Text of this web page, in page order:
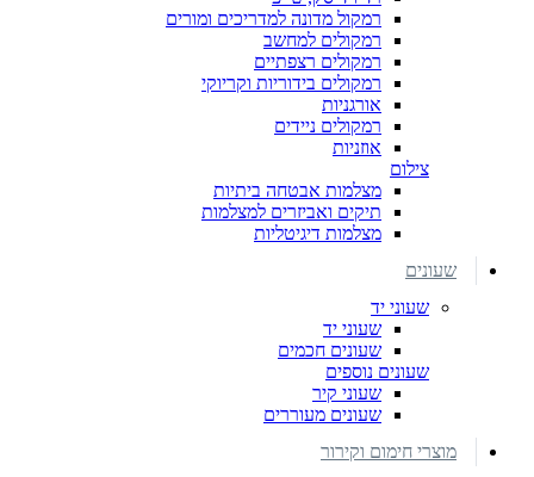
רמקול מדונה למדריכים ומורים
רמקולים למחשב
רמקולים רצפתיים
רמקולים בידוריות וקריוקי
אורגניות
רמקולים ניידים
אוזניות
צילום
מצלמות אבטחה ביתיות
תיקים ואביזרים למצלמות
מצלמות דיגיטליות
שעונים
שעוני יד
שעוני יד
שעונים חכמים
שעונים נוספים
שעוני קיר
שעונים מעוררים
מוצרי חימום וקירור